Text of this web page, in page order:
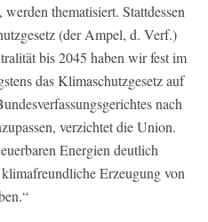
thematisiert. Stattdessen
(der Ampel, d. Verf.)
bis 2045 haben wir fest im
das Klimaschutzgesetz auf
nach
verzichtet die Union.
Energien deutlich
Erzeugung von